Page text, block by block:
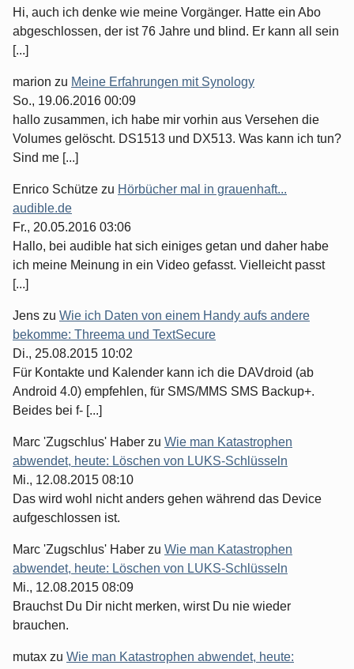
Hi, auch ich denke wie meine Vorgänger. Hatte ein Abo
abgeschlossen, der ist 76 Jahre und blind. Er kann all sein
[...]
marion zu Meine Erfahrungen mit Synology
So., 19.06.2016 00:09
hallo zusammen, ich habe mir vorhin aus Versehen die
Volumes gelöscht. DS1513 und DX513. Was kann ich tun?
Sind me [...]
Enrico Schütze zu Hörbücher mal in grauenhaft...
audible.de
Fr., 20.05.2016 03:06
Hallo, bei audible hat sich einiges getan und daher habe
ich meine Meinung in ein Video gefasst. Vielleicht passt
[...]
Jens zu Wie ich Daten von einem Handy aufs andere
bekomme: Threema und TextSecure
Di., 25.08.2015 10:02
Für Kontakte und Kalender kann ich die DAVdroid (ab
Android 4.0) empfehlen, für SMS/MMS SMS Backup+.
Beides bei f- [...]
Marc 'Zugschlus' Haber zu Wie man Katastrophen
abwendet, heute: Löschen von LUKS-Schlüsseln
Mi., 12.08.2015 08:10
Das wird wohl nicht anders gehen während das Device
aufgeschlossen ist.
Marc 'Zugschlus' Haber zu Wie man Katastrophen
abwendet, heute: Löschen von LUKS-Schlüsseln
Mi., 12.08.2015 08:09
Brauchst Du Dir nicht merken, wirst Du nie wieder
brauchen.
mutax zu Wie man Katastrophen abwendet, heute: